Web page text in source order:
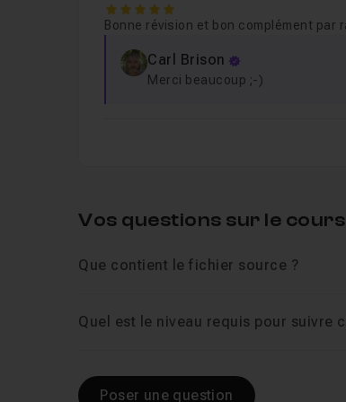
Chapitre 5 : Consolidation et
5
Bonne révision et bon complément par
Carl Brison
Merci beaucoup ;-)
Vos questions sur le cours
Que contient le fichier source ?
Quel est le niveau requis pour suivre
Poser une question